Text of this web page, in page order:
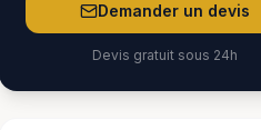
Demander un devis
Devis gratuit sous 24h